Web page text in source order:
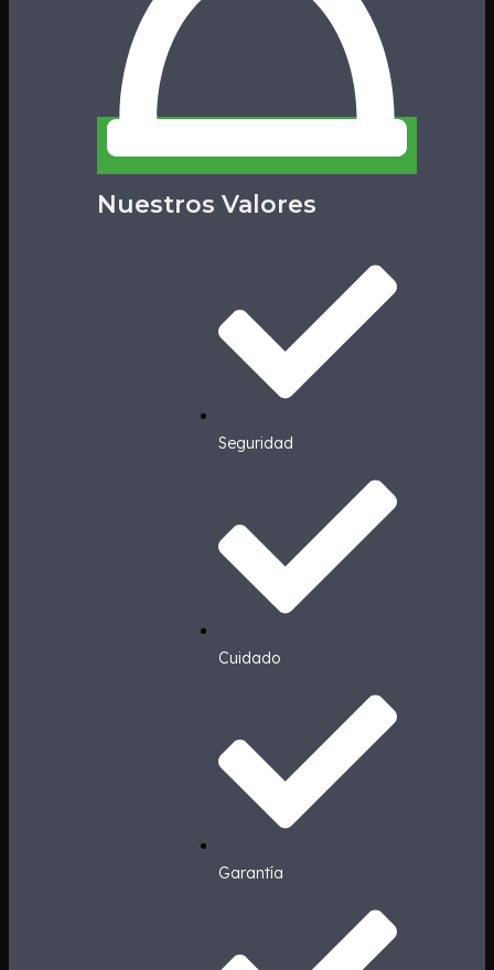
Nuestros Valores
Seguridad
Cuidado
Garantía